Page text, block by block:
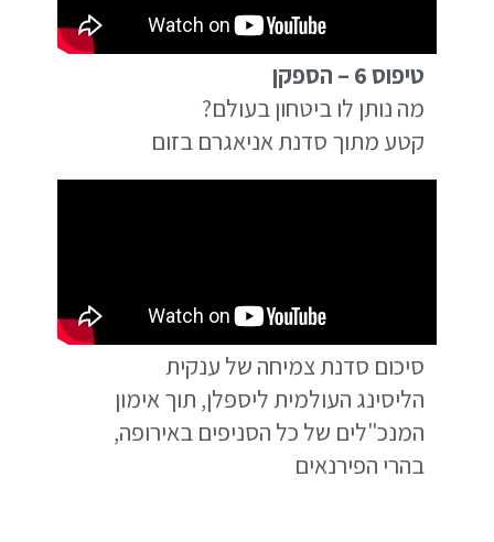
טיפוס 6 – הספקן
מה נותן לו ביטחון בעולם?
קטע מתוך סדנת אניאגרם בזום
סיכום סדנת צמיחה של ענקית
הליסינג העולמית ליספלן, תוך אימון
המנכ"לים של כל הסניפים באירופה,
בהרי הפירנאים